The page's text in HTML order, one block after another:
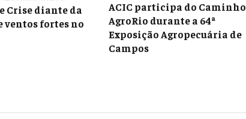
Crise diante da
ventos fortes no
ACIC participa do Caminho
AgroRio durante a 64ª
Exposição Agropecuária de
Campos